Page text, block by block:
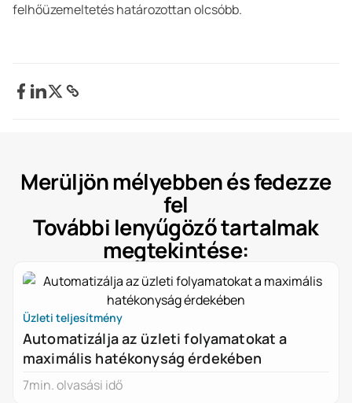
felhőüzemeltetés határozottan olcsóbb.
Merüljön mélyebben és fedezze
fel
További lenyűgöző tartalmak
megtekintése:
Üzleti teljesítmény
Automatizálja az üzleti folyamatokat a
maximális hatékonyság érdekében
7min. olvasási idő